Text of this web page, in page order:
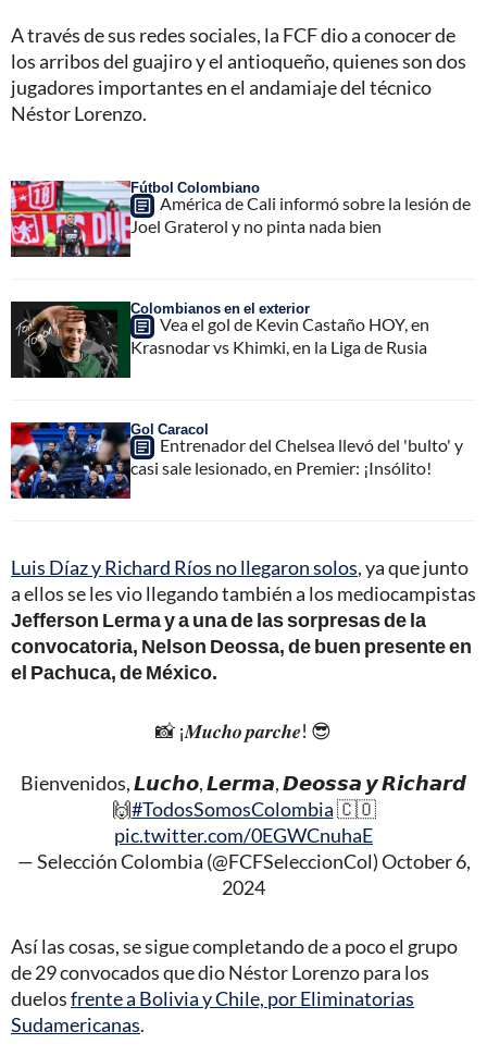
A través de sus redes sociales, la FCF dio a conocer de
los arribos del guajiro y el antioqueño, quienes son dos
jugadores importantes en el andamiaje del técnico
Néstor Lorenzo.
Fútbol Colombiano
América de Cali informó sobre la lesión de
Joel Graterol y no pinta nada bien
Colombianos en el exterior
Vea el gol de Kevin Castaño HOY, en
Krasnodar vs Khimki, en la Liga de Rusia
Gol Caracol
Entrenador del Chelsea llevó del 'bulto' y
casi sale lesionado, en Premier: ¡Insólito!
Luis Díaz y Richard Ríos no llegaron solos, ya que junto
a ellos se les vio llegando también a los mediocampistas
Jefferson Lerma y a una de las sorpresas de la
convocatoria, Nelson Deossa, de buen presente en
el Pachuca, de México.
📸 ¡𝑴𝒖𝒄𝒉𝒐 𝒑𝒂𝒓𝒄𝒉𝒆! 😎
Bienvenidos, 𝙇𝙪𝙘𝙝𝙤, 𝙇𝙚𝙧𝙢𝙖, 𝘿𝙚𝙤𝙨𝙨𝙖 𝙮 𝙍𝙞𝙘𝙝𝙖𝙧𝙙
🙌#TodosSomosColombia🇨🇴
pic.twitter.com/0EGWCnuhaE
— Selección Colombia (@FCFSeleccionCol)October 6,
2024
Así las cosas, se sigue completando de a poco el grupo
de 29 convocados que dio Néstor Lorenzo para los
duelosfrente a Bolivia y Chile, por Eliminatorias
Sudamericanas.